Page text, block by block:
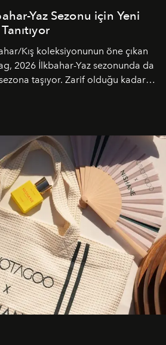
Yaz Sezonu için Yeni
Kış koleksiyonunun öne çıkan
2026 İlkbahar-Yaz sezonunda da
taşıyor. Zarif olduğu kadar